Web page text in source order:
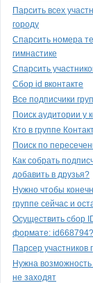
Парсить всех
городу
Спарсить номера
гимнастике
Спарсить
Сбор id вконтакте
Все подписчики
Поиск аудитории у
Кто в группе
Поиск по
Как собрать
добавить в друзья?
Нужно чтобы
группе сейчас и
Осуществить сбор
формате: id668794?
Парсер участников
Нужна
не заходят